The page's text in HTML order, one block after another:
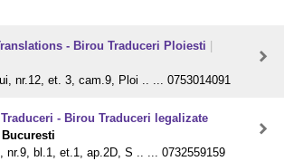
- Birou Traduceri Ploiesti
nr.12, et. 3, cam.9, Ploi .. ... 0753014091
Traduceri - Birou Traduceri legalizate
Bucuresti
nr.9, bl.1, et.1, ap.2D, S .. ... 0732559159